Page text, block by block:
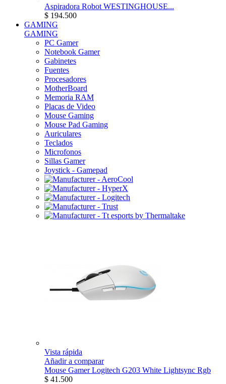
Aspiradora Robot WESTINGHOUSE...
$ 194.500
GAMING
GAMING
PC Gamer
Notebook Gamer
Gabinetes
Fuentes
Procesadores
MotherBoard
Memoria RAM
Placas de Video
Mouse Gaming
Mouse Pad Gaming
Auriculares
Teclados
Microfonos
Sillas Gamer
Joystick - Gamepad
Vista rápida
Añadir a comparar
Mouse Gamer Logitech G203 White Lightsync Rgb
$ 41.500